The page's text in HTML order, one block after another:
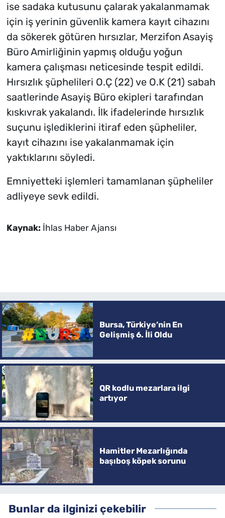
ise sadaka kutusunu çalarak yakalanmamak
için iş yerinin güvenlik kamera kayıt cihazını
da sökerek götüren hırsızlar, Merzifon Asayiş
Büro Amirliğinin yapmış olduğu yoğun
kamera çalışması neticesinde tespit edildi.
Hırsızlık şüphelileri O.Ç (22) ve O.K (21) sabah
saatlerinde Asayiş Büro ekipleri tarafından
kıskıvrak yakalandı. İlk ifadelerinde hırsızlık
suçunu işlediklerini itiraf eden şüpheliler,
kayıt cihazını ise yakalanmamak için
yaktıklarını söyledi.
Emniyetteki işlemleri tamamlanan şüpheliler
adliyeye sevk edildi.
Kaynak: İhlas Haber Ajansı
Bursa, Türkiye’nin En
Gelişmiş 6. İli Oldu
QR kodlu mezarlara ilgi
artıyor
Hamitler Mezarlığında
başıboş köpek sorunu
Bunlar da ilginizi çekebilir